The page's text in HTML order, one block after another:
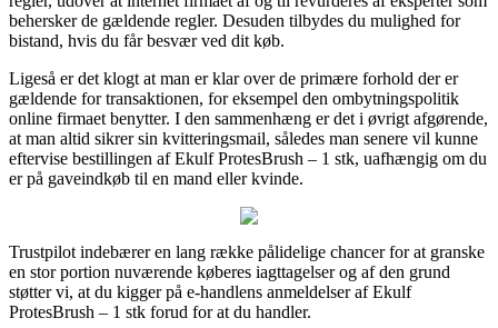
behersker de gældende regler. Desuden tilbydes du mulighed for
bistand, hvis du får besvær ved dit køb.
Ligeså er det klogt at man er klar over de primære forhold der er
gældende for transaktionen, for eksempel den ombytningspolitik
online firmaet benytter. I den sammenhæng er det i øvrigt afgørende,
at man altid sikrer sin kvitteringsmail, således man senere vil kunne
eftervise bestillingen af Ekulf ProtesBrush – 1 stk, uafhængig om du
er på gaveindkøb til en mand eller kvinde.
Trustpilot indebærer en lang række pålidelige chancer for at granske
en stor portion nuværende køberes iagttagelser og af den grund
støtter vi, at du kigger på e-handlens anmeldelser af Ekulf
ProtesBrush – 1 stk forud for at du handler.